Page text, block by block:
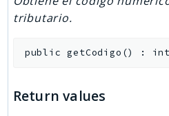
tributario.
public getCodigo () : int
Return values